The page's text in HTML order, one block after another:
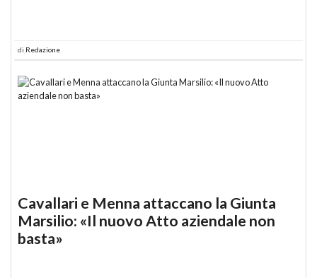
di Redazione
Cavallari e Menna attaccano la Giunta
Marsilio: «Il nuovo Atto aziendale non
basta»